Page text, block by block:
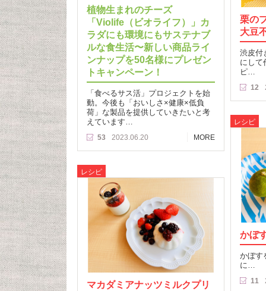
植物生まれのチーズ
「Violife（ビオライフ）」カ
ラダにも環境にもサステナブ
ルな食生活〜新しい商品ライ
ンナップを50名様にプレゼン
トキャンペーン！
「食べるサス活」プロジェクトを始
動。今後も「おいしさ×健康×低負
荷」な製品を提供していきたいと考
えています…
53 2023.06.20 MORE
栗の
大豆
渋皮付
にして
ピ…
12
レシピ
かぼ
かぼす
に…
11
レシピ
マカダミアナッツミルクプリ